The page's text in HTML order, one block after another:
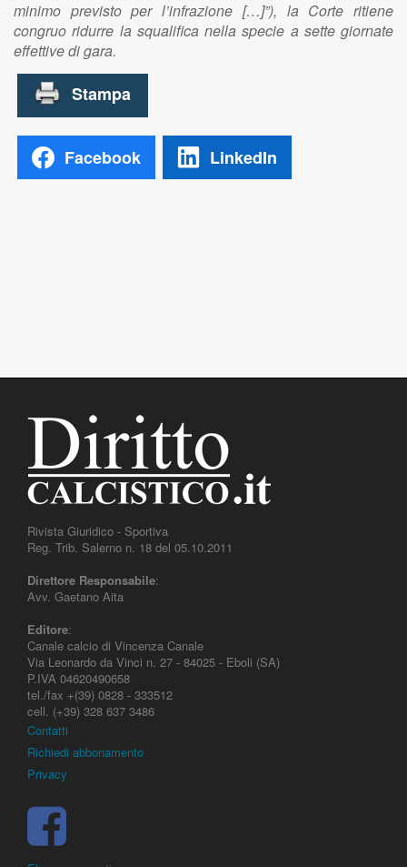
minimo previsto per l’infrazione […]”), la Corte ritiene
congruo ridurre la squalifica nella specie a sette giornate
effettive di gara.
Facebook LinkedIn
Rivista Giuridico - Sportiva
Reg. Trib. Salerno n. 18 del 05.10.2011
Direttore Responsabile:
Avv. Gaetano Aita
Editore:
Canale calcio di Vincenza Canale
Via Leonardo da Vinci n. 27 - 84025 - Eboli (SA)
P.IVA 04620490658
tel./fax +(39) 0828 - 333512
cell. (+39) 328 637 3486
Contatti
Richiedi abbonamento
Privacy